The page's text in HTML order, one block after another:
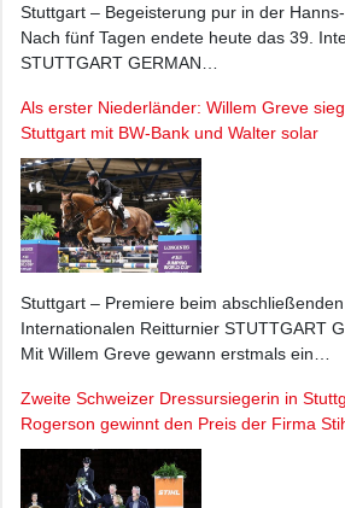
Stuttgart – Begeisterung pur in der
Nach fünf Tagen endete heute das 39.
STUTTGART GERMAN…
Als erster Niederländer: Willem Greve
Stuttgart mit BW-Bank und Walter solar
Stuttgart – Premiere beim
Internationalen Reitturnier STUTTGART
Mit Willem Greve gewann erstmals ein…
Zweite Schweizer Dressursiegerin in
Rogerson gewinnt den Preis der Firma